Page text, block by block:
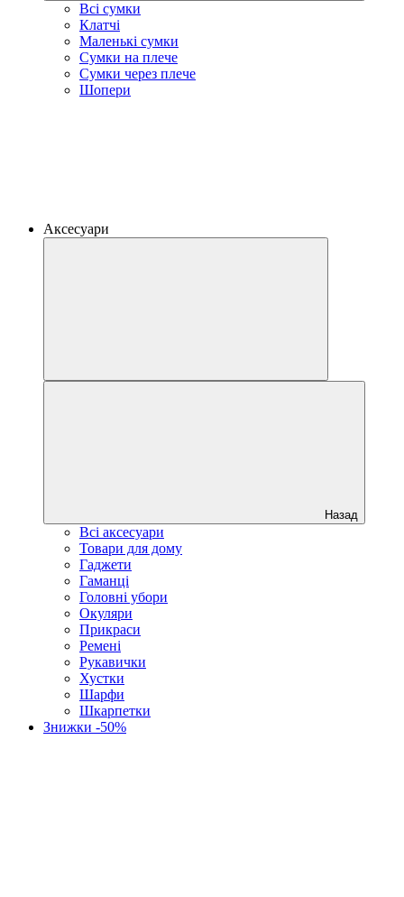
Всі сумки
Клатчі
Маленькі сумки
Сумки на плече
Сумки через плече
Шопери
Аксесуари
Назад
Всі аксесуари
Товари для дому
Гаджети
Гаманці
Головні убори
Окуляри
Прикраси
Ремені
Рукавички
Хустки
Шарфи
Шкарпетки
Знижки -50%